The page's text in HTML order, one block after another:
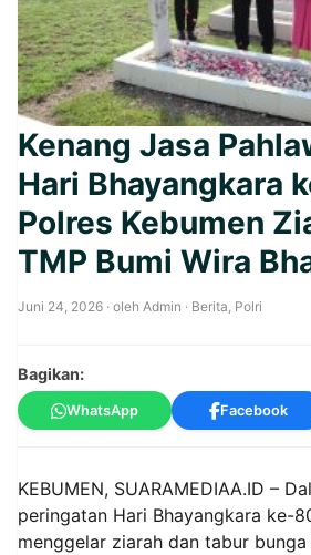
Kenang Jasa
Hari Bhayangkara
Polres Kebumen
TMP Bumi Wira
Juni 24, 2026 · oleh Admin · Berita, Polri
Bagikan:
WhatsApp Facebook
KEBUMEN, SUARAMEDIAA.ID –
peringatan Hari Bhayangkara ke-
menggelar ziarah dan tabur